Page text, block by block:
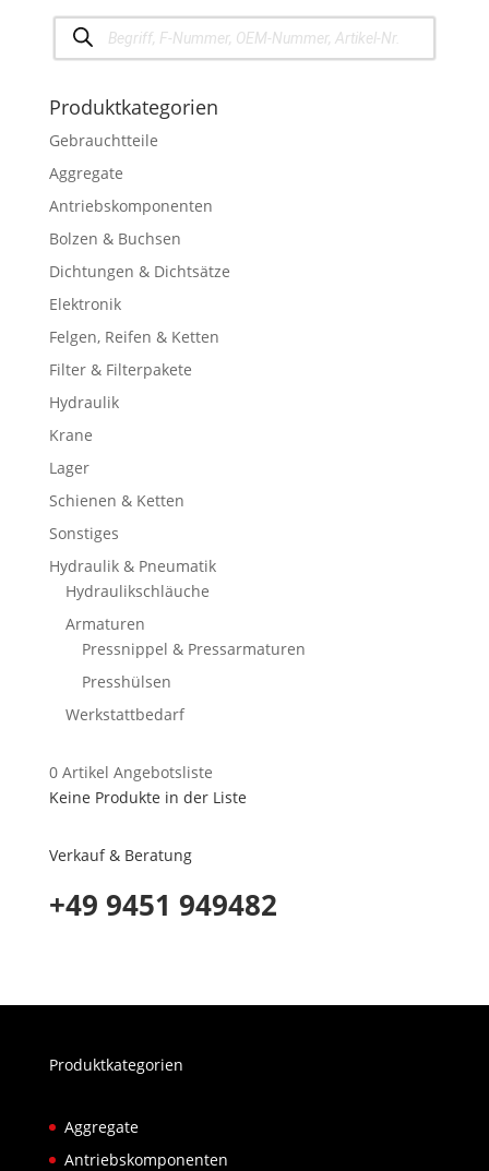
Products
search
Produktkategorien
Gebrauchtteile
Aggregate
Antriebskomponenten
Bolzen & Buchsen
Dichtungen & Dichtsätze
Elektronik
Felgen, Reifen & Ketten
Filter & Filterpakete
Hydraulik
Krane
Lager
Schienen & Ketten
Sonstiges
Hydraulik & Pneumatik
Hydraulikschläuche
Armaturen
Pressnippel & Pressarmaturen
Presshülsen
Werkstattbedarf
0Artikel Angebotsliste
Keine Produkte in der Liste
Verkauf & Beratung
+49 9451 949482
Produktkategorien
Aggregate
Antriebskomponenten